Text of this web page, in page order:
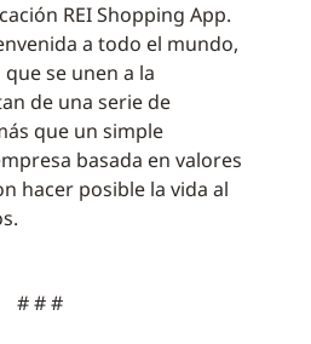
REI Shopping App.
a todo el mundo,
se unen a la
de una serie de
que un simple
basada en valores
hacer posible la vida al
# # #